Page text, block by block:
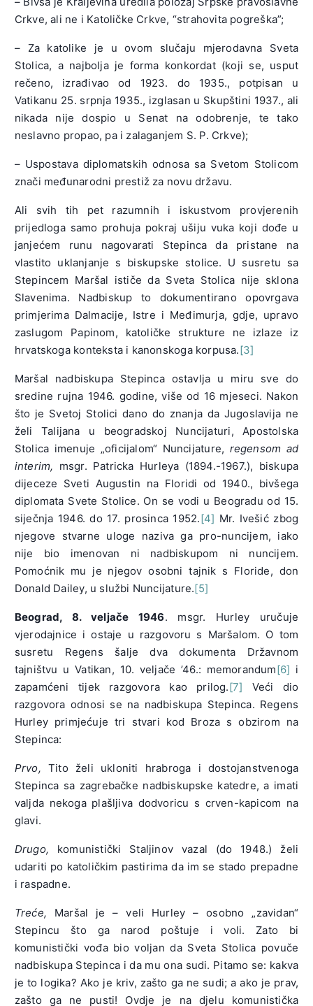
Crkve, ali ne i Katoličke Crkve, “strahovita pogreška”;
– Za katolike je u ovom slučaju mjerodavna Sveta
Stolica, a najbolja je forma konkordat (koji se, usput
rečeno, izrađivao od 1923. do 1935., potpisan u
Vatikanu 25. srpnja 1935., izglasan u Skupštini 1937., ali
nikada nije dospio u Senat na odobrenje, te tako
neslavno propao, pa i zalaganjem S. P. Crkve);
– Uspostava diplomatskih odnosa sa Svetom Stolicom
znači međunarodni prestiž za novu državu.
Ali svih tih pet razumnih i iskustvom provjerenih
prijedloga samo prohuja pokraj ušiju vuka koji dođe u
janjećem runu nagovarati Stepinca da pristane na
vlastito uklanjanje s biskupske stolice. U susretu sa
Stepincem Maršal ističe da Sveta Stolica nije sklona
Slavenima. Nadbiskup to dokumentirano opovrgava
primjerima Dalmacije, Istre i Međimurja, gdje, upravo
zaslugom Papinom, katoličke strukture ne izlaze iz
hrvatskoga konteksta i kanonskoga korpusa.[3]
Maršal nadbiskupa Stepinca ostavlja u miru sve do
sredine rujna 1946. godine, više od 16 mjeseci. Nakon
što je Svetoj Stolici dano do znanja da Jugoslavija ne
želi Talijana u beogradskoj Nuncijaturi, Apostolska
Stolica imenuje „oficijalom“ Nuncijature, regensom ad
interim, msgr. Patricka Hurleya (1894.-1967.), biskupa
dijeceze Sveti Augustin na Floridi od 1940., bivšega
diplomata Svete Stolice. On se vodi u Beogradu od 15.
siječnja 1946. do 17. prosinca 1952.[4] Mr. Ivešić zbog
njegove stvarne uloge naziva ga pro-nuncijem, iako
nije bio imenovan ni nadbiskupom ni nuncijem.
Pomoćnik mu je njegov osobni tajnik s Floride, don
Donald Dailey, u službi Nuncijature.[5]
Beograd, 8. veljače 1946. msgr. Hurley uručuje
vjerodajnice i ostaje u razgovoru s Maršalom. O tom
susretu Regens šalje dva dokumenta Državnom
tajništvu u Vatikan, 10. veljače ’46.: memorandum[6] i
zapamćeni tijek razgovora kao prilog.[7] Veći dio
razgovora odnosi se na nadbiskupa Stepinca. Regens
Hurley primjećuje tri stvari kod Broza s obzirom na
Stepinca:
Prvo, Tito želi ukloniti hrabroga i dostojanstvenoga
Stepinca sa zagrebačke nadbiskupske katedre, a imati
valjda nekoga plašljiva dodvoricu s crven-kapicom na
glavi.
Drugo, komunistički Staljinov vazal (do 1948.) želi
udariti po katoličkim pastirima da im se stado prepadne
i raspadne.
Treće, Maršal je – veli Hurley – osobno „zavidan“
Stepincu što ga narod poštuje i voli. Zato bi
komunistički vođa bio voljan da Sveta Stolica povuče
nadbiskupa Stepinca i da mu ona sudi. Pitamo se: kakva
je to logika? Ako je kriv, zašto ga ne sudi; a ako je prav,
zašto ga ne pusti! Ovdje je na djelu komunistička